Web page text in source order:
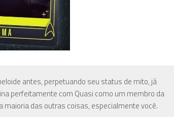
antes, perpetuando seu status de mito, já
perfeitamente com Quasi como um membro da
maioria das outras coisas, especialmente você.